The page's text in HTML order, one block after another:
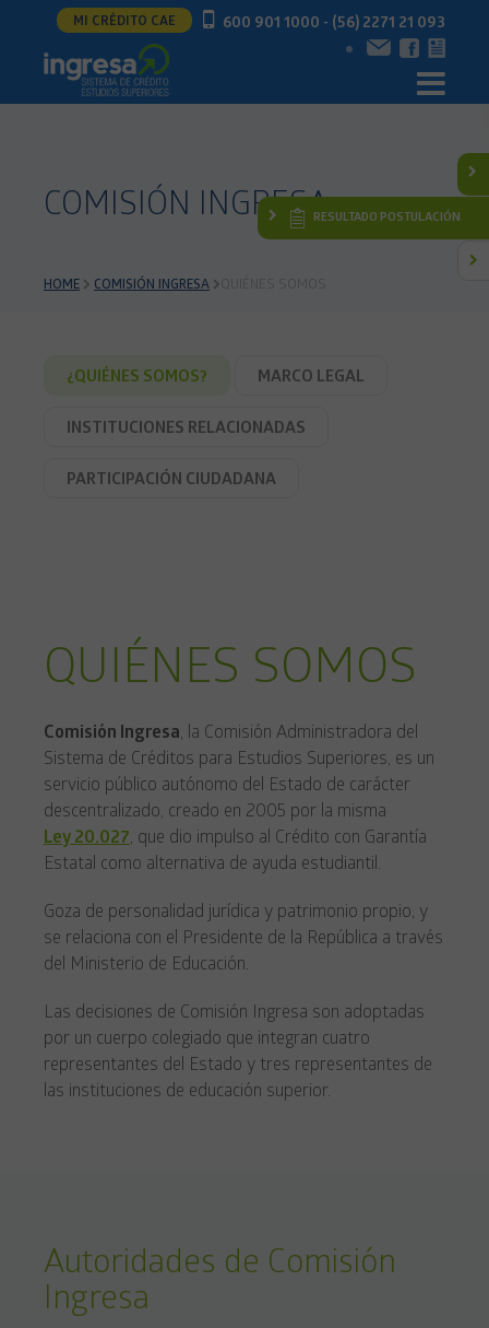
MI CRÉDITO CAE 600 901 1000 - (56) 2271 21 093
RESULTADO POSTULACIÓN
COMISIÓN INGRESA
HOME COMISIÓN INGRESA QUIÉNES SOMOS
¿QUIÉNES SOMOS? MARCO LEGAL
INSTITUCIONES RELACIONADAS
PARTICIPACIÓN CIUDADANA
QUIÉNES SOMOS
Comisión Ingresa, la Comisión Administradora del
Sistema de Créditos para Estudios Superiores, es un
servicio público autónomo del Estado de carácter
descentralizado, creado en 2005 por la misma
Ley 20.027, que dio impulso al Crédito con Garantía
Estatal como alternativa de ayuda estudiantil.
Goza de personalidad jurídica y patrimonio propio, y
se relaciona con el Presidente de la República a través
del Ministerio de Educación.
Las decisiones de Comisión Ingresa son adoptadas
por un cuerpo colegiado que integran cuatro
representantes del Estado y tres representantes de
las instituciones de educación superior.
Autoridades de Comisión
Ingresa